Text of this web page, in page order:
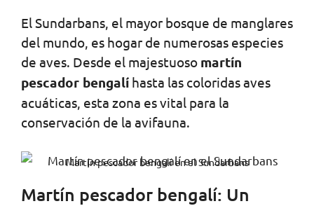
El Sundarbans, el mayor bosque de manglares
del mundo, es hogar de numerosas especies
de aves. Desde el majestuoso martín
pescador bengalí hasta las coloridas aves
acuáticas, esta zona es vital para la
conservación de la avifauna.
Martín pescador bengalí en el Sundarbans
Martín pescador bengalí: Un